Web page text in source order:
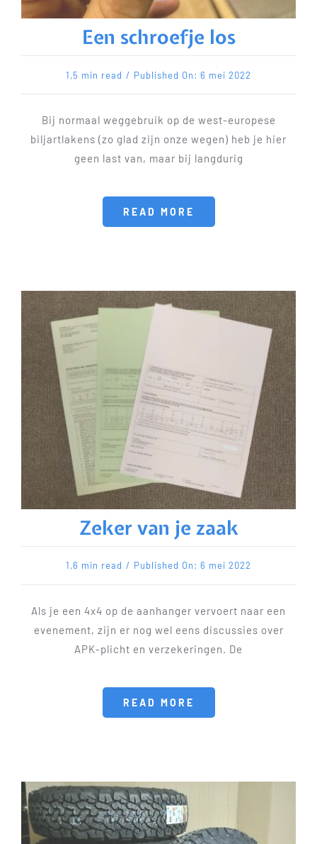
Een schroefje los
1,5 min read / Published On: 6 mei 2022
Bij normaal weggebruik op de west-europese
biljartlakens (zo glad zijn onze wegen) heb je hier
geen last van, maar bij langdurig
READ MORE
Zeker van je zaak
1,6 min read / Published On: 6 mei 2022
Als je een 4x4 op de aanhanger vervoert naar een
evenement, zijn er nog wel eens discussies over
APK-plicht en verzekeringen. De
READ MORE